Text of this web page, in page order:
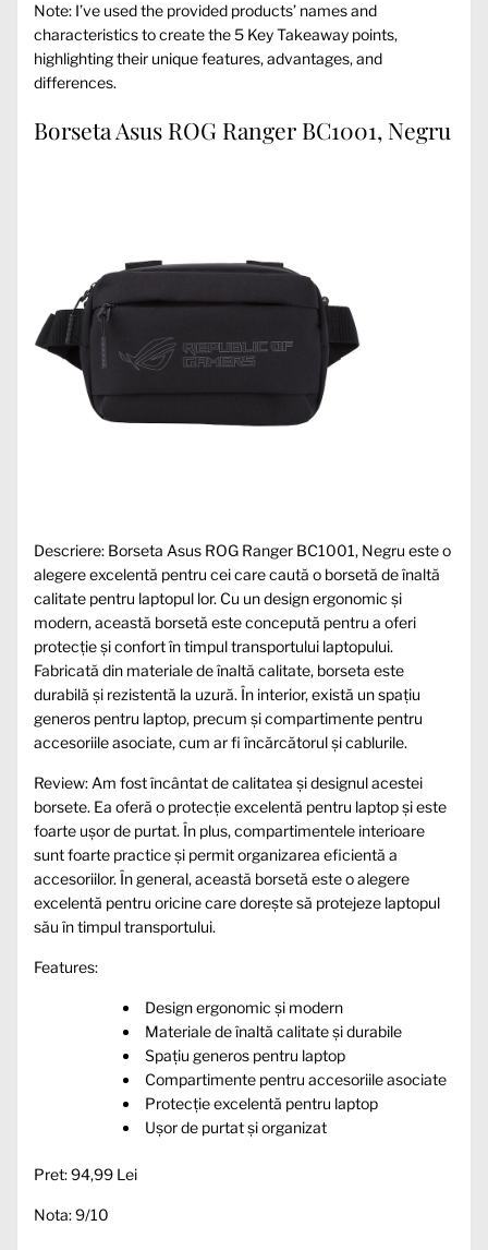
Note: I’ve used the provided products’ names and
characteristics to create the 5 Key Takeaway points,
highlighting their unique features, advantages, and
differences.
Borseta Asus ROG Ranger BC1001, Negru
Descriere: Borseta Asus ROG Ranger BC1001, Negru este o
alegere excelentă pentru cei care caută o borsetă de înaltă
calitate pentru laptopul lor. Cu un design ergonomic și
modern, această borsetă este concepută pentru a oferi
protecție și confort în timpul transportului laptopului.
Fabricată din materiale de înaltă calitate, borseta este
durabilă și rezistentă la uzură. În interior, există un spațiu
generos pentru laptop, precum și compartimente pentru
accesoriile asociate, cum ar fi încărcătorul și cablurile.
Review: Am fost încântat de calitatea și designul acestei
borsete. Ea oferă o protecție excelentă pentru laptop și este
foarte ușor de purtat. În plus, compartimentele interioare
sunt foarte practice și permit organizarea eficientă a
accesoriilor. În general, această borsetă este o alegere
excelentă pentru oricine care dorește să protejeze laptopul
său în timpul transportului.
Features:
Design ergonomic și modern
Materiale de înaltă calitate și durabile
Spațiu generos pentru laptop
Compartimente pentru accesoriile asociate
Protecție excelentă pentru laptop
Ușor de purtat și organizat
Pret: 94,99 Lei
Nota: 9/10